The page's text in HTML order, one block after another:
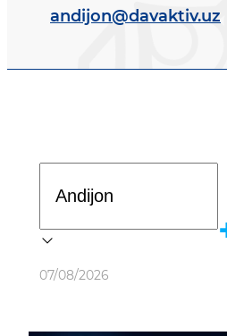
andijon@davaktiv.uz
07/08/2026